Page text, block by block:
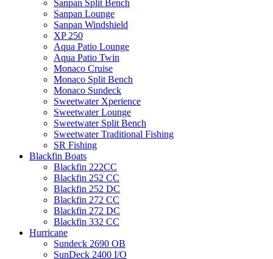
Sanpan Split Bench
Sanpan Lounge
Sanpan Windshield
XP 250
Aqua Patio Lounge
Aqua Patio Twin
Monaco Cruise
Monaco Split Bench
Monaco Sundeck
Sweetwater Xperience
Sweetwater Lounge
Sweetwater Split Bench
Sweetwater Traditional Fishing
SR Fishing
Blackfin Boats
Blackfin 222CC
Blackfin 252 CC
Blackfin 252 DC
Blackfin 272 CC
Blackfin 272 DC
Blackfin 332 CC
Hurricane
Sundeck 2690 OB
SunDeck 2400 I/O